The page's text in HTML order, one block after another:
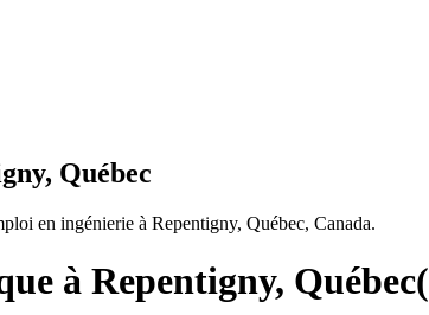
Québec
en ingénierie à Repentigny, Québec, Canada.
à Repentigny, Québec(